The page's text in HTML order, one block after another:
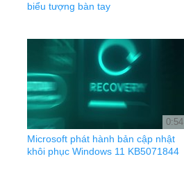
biểu tượng bàn tay
0:54
Microsoft phát hành bản cập nhật
khôi phục Windows 11 KB5071844